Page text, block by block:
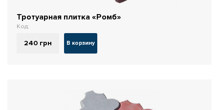
Тротуарная плитка «Ромб»
Код:
240 грн В корзину